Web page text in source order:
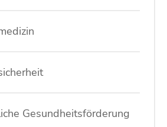
Gesundheitsförderung